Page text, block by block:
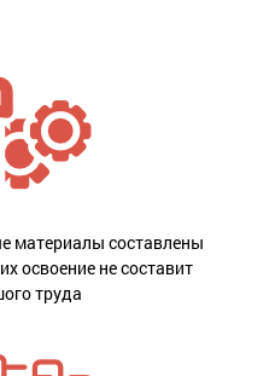
материалы составлены
освоение не составит
труда